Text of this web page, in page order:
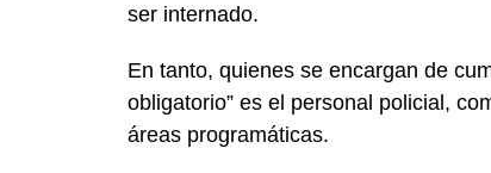
ser internado.
En tanto, quienes se encargan de
obligatorio” es el personal policial,
áreas programáticas.